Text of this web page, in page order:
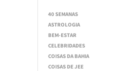
40 SEMANAS
ASTROLOGIA
BEM-ESTAR
CELEBRIDADES
COISAS DA BAHIA
COISAS DE JEE